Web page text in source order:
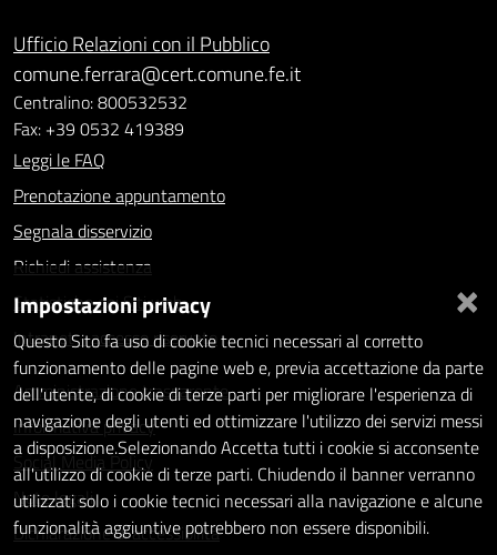
Ufficio Relazioni con il Pubblico
comune.ferrara@cert.comune.fe.it
Centralino: 800532532
Fax: +39 0532 419389
Leggi le FAQ
Prenotazione appuntamento
Segnala disservizio
Richiedi assistenza
Statistiche dei Siti web
Intranet - accesso riservato
Amministrazione trasparente
Informativa privacy
Social Media Policy
Note legali
Dichiarazione di accessibilità
×
Impostazioni privacy
Questo Sito fa uso di cookie tecnici necessari al corretto
funzionamento delle pagine web e, previa accettazione da parte
dell'utente, di cookie di terze parti per migliorare l'esperienza di
navigazione degli utenti ed ottimizzare l'utilizzo dei servizi messi
a disposizione.Selezionando Accetta tutti i cookie si acconsente
all'utilizzo di cookie di terze parti. Chiudendo il banner verranno
utilizzati solo i cookie tecnici necessari alla navigazione e alcune
funzionalità aggiuntive potrebbero non essere disponibili.